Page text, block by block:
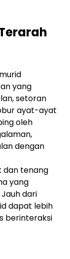
yang
setoran
ayat-ayat
oleh
dengan
dan tenang
yang
dari
dapat lebih
berinteraksi